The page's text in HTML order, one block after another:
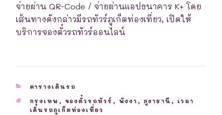
จ่ายผ่าน QR-Code / จ่ายผ่านแอปธนาคาร K+ โดย
เส้นทางดังกล่าวมีรถทัวร์ภูเก็ตท่องเที่ยว, เปิดให้
บริการจองตั๋วรถทัวร์ออนไลน์
CATEGORIES
ตารางเดินรถ
TAGS
กรุงเทพ , จองตั๋วรถทัวร์ , พังงา , ภูงาธานี , เวลา
เดินรถภูเก็ตท่องเที่ยว